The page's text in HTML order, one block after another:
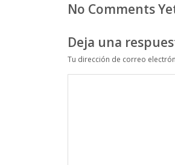
No Comments
Deja una
Tu dirección de correo